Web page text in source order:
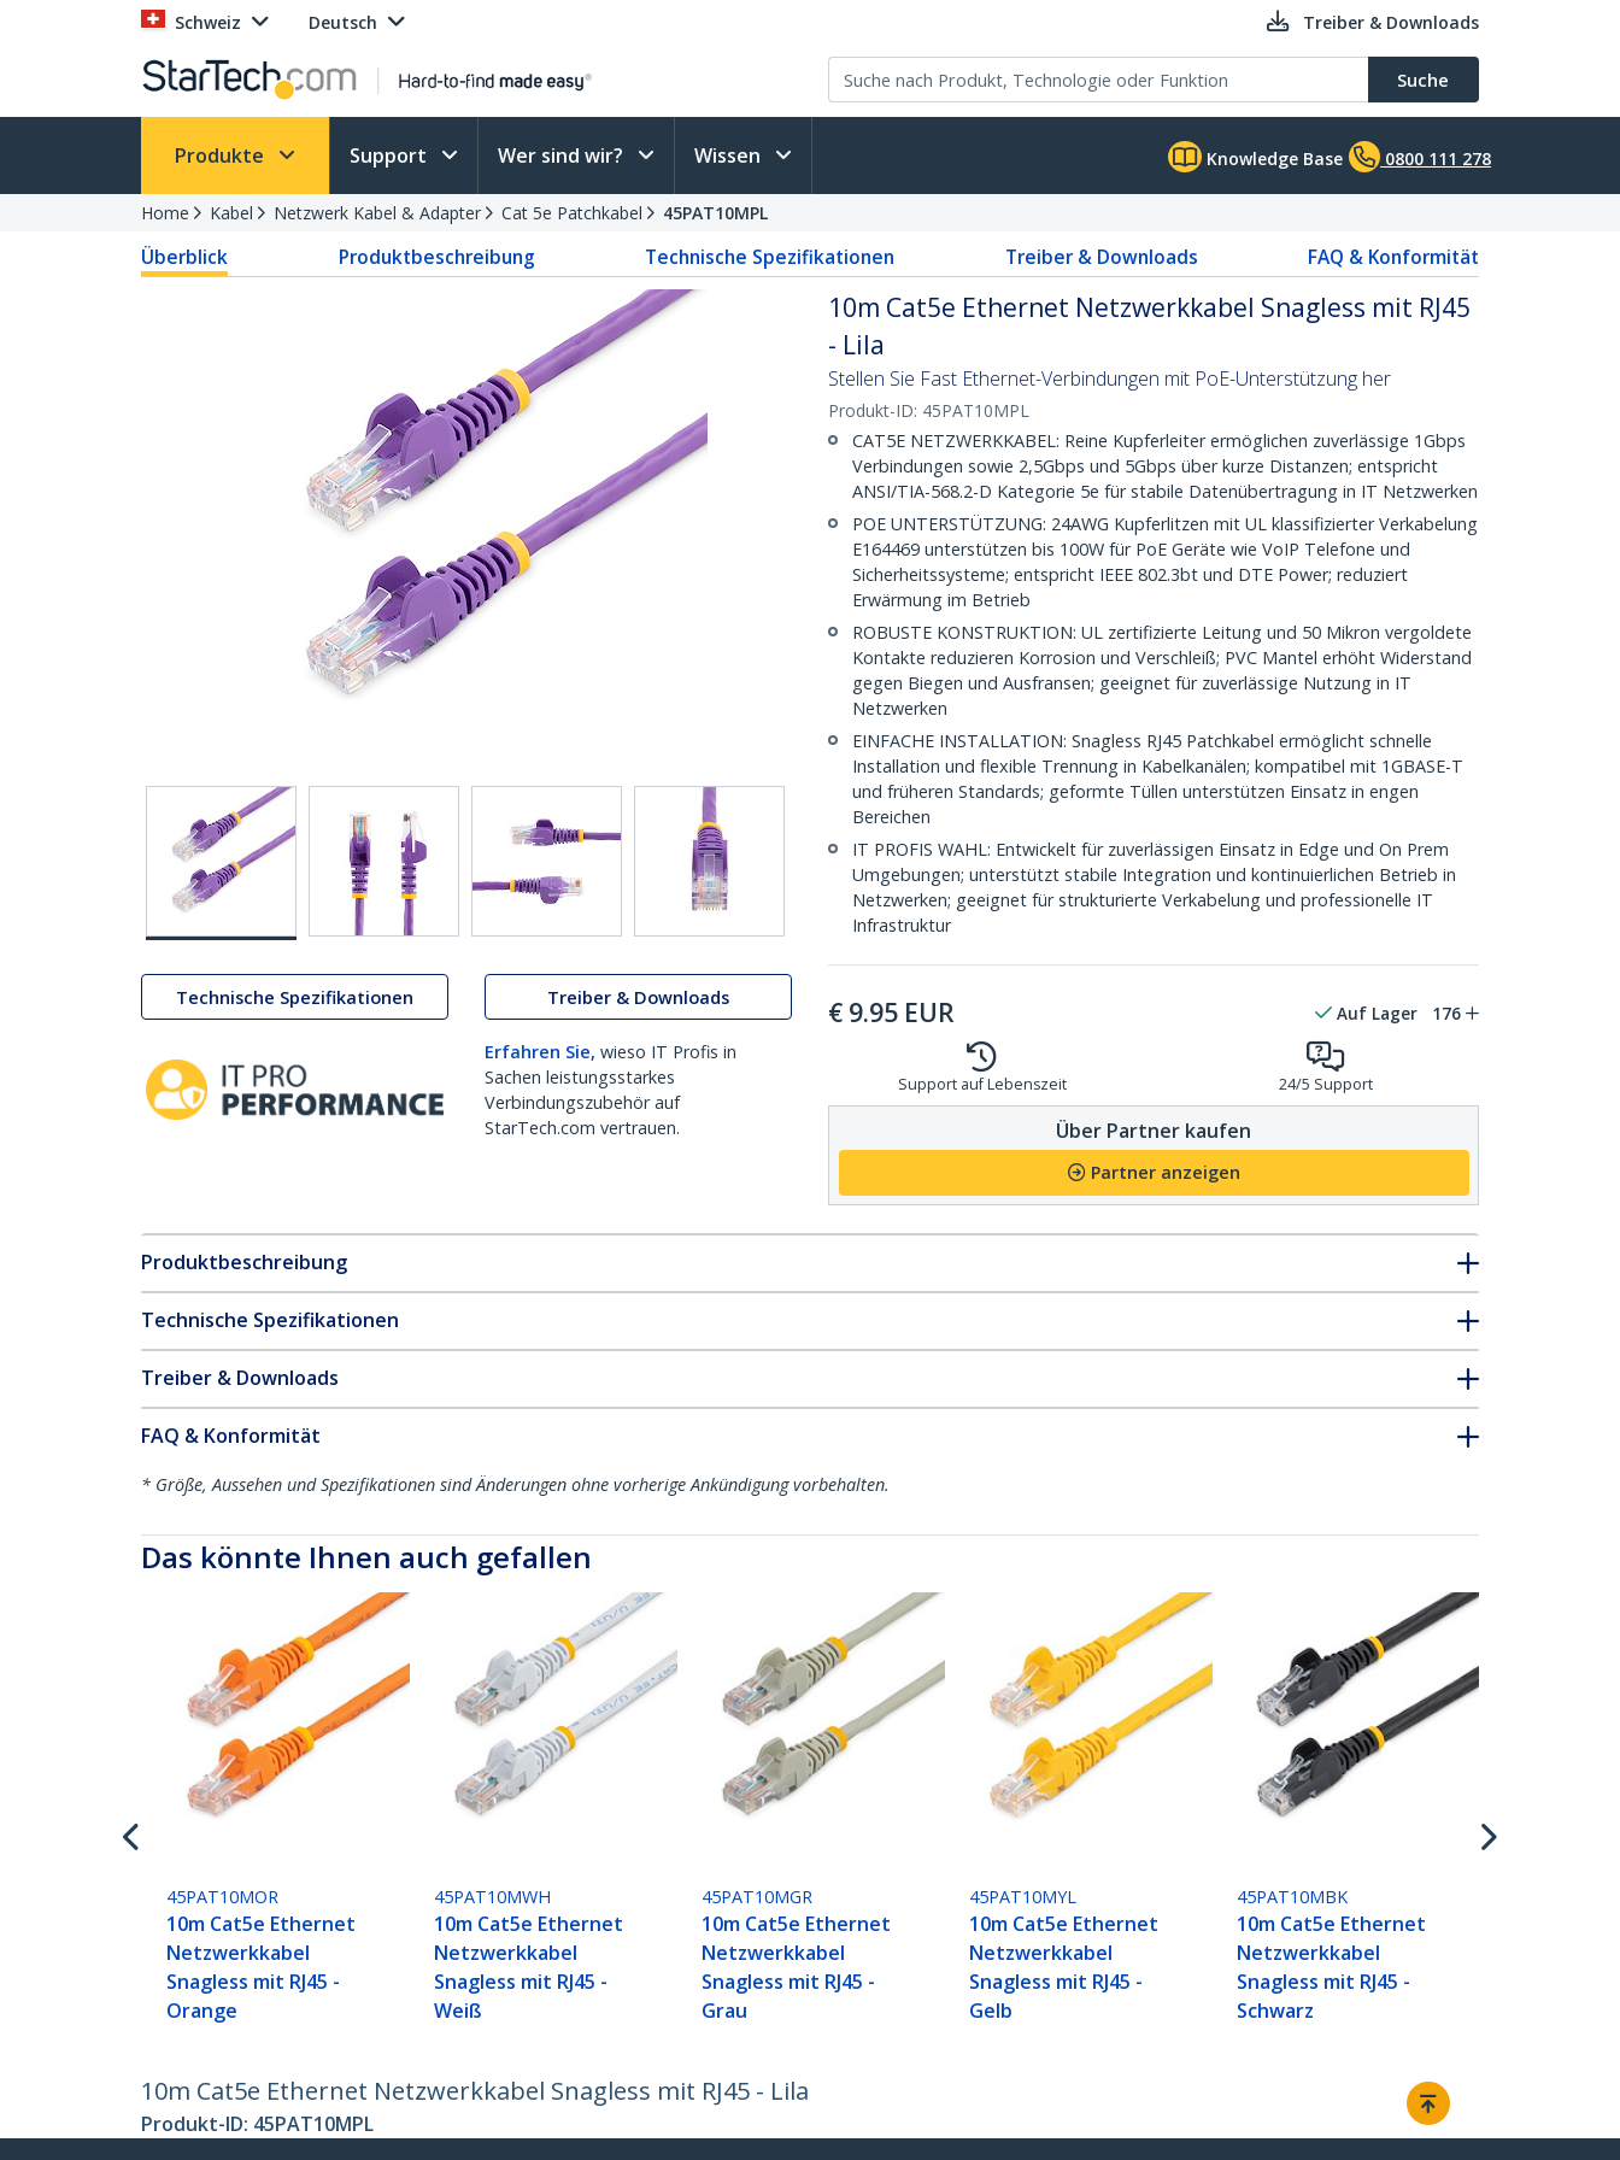
Schweiz Deutsch Treiber & Downloads
Suche
Produkte Support Wer sind wir? Wissen Knowledge Base 0800 111 278
Home Kabel Netzwerk Kabel & Adapter Cat 5e Patchkabel 45PAT10MPL
Überblick Produktbeschreibung Technische Spezifikationen Treiber & Downloads FAQ & Konformität
Technische Spezifikationen Treiber & Downloads
Erfahren Sie, wieso IT Profis in
Sachen leistungsstarkes
Verbindungszubehör auf
StarTech.com vertrauen.
10m Cat5e Ethernet Netzwerkkabel Snagless mit RJ45
- Lila
Stellen Sie Fast Ethernet-Verbindungen mit PoE-Unterstützung her
Produkt-ID: 45PAT10MPL
CAT5E NETZWERKKABEL: Reine Kupferleiter ermöglichen zuverlässige 1Gbps
Verbindungen sowie 2,5Gbps und 5Gbps über kurze Distanzen; entspricht
ANSI/TIA-568.2-D Kategorie 5e für stabile Datenübertragung in IT Netzwerken
POE UNTERSTÜTZUNG: 24AWG Kupferlitzen mit UL klassifizierter Verkabelung
E164469 unterstützen bis 100W für PoE Geräte wie VoIP Telefone und
Sicherheitssysteme; entspricht IEEE 802.3bt und DTE Power; reduziert
Erwärmung im Betrieb
ROBUSTE KONSTRUKTION: UL zertifizierte Leitung und 50 Mikron vergoldete
Kontakte reduzieren Korrosion und Verschleiß; PVC Mantel erhöht Widerstand
gegen Biegen und Ausfransen; geeignet für zuverlässige Nutzung in IT
Netzwerken
EINFACHE INSTALLATION: Snagless RJ45 Patchkabel ermöglicht schnelle
Installation und flexible Trennung in Kabelkanälen; kompatibel mit 1GBASE-T
und früheren Standards; geformte Tüllen unterstützen Einsatz in engen
Bereichen
IT PROFIS WAHL: Entwickelt für zuverlässigen Einsatz in Edge und On Prem
Umgebungen; unterstützt stabile Integration und kontinuierlichen Betrieb in
Netzwerken; geeignet für strukturierte Verkabelung und professionelle IT
Infrastruktur
€ 9.95 EUR Auf Lager 176
Support auf Lebenszeit 24/5 Support
Über Partner kaufen
Partner anzeigen
Produktbeschreibung
Technische Spezifikationen
Treiber & Downloads
FAQ & Konformität
* Größe, Aussehen und Spezifikationen sind Änderungen ohne vorherige Ankündigung vorbehalten.
Das könnte Ihnen auch gefallen
45PAT10MOR
10m Cat5e Ethernet
Netzwerkkabel
Snagless mit RJ45 -
Orange
45PAT10MWH
10m Cat5e Ethernet
Netzwerkkabel
Snagless mit RJ45 -
Weiß
45PAT10MGR
10m Cat5e Ethernet
Netzwerkkabel
Snagless mit RJ45 -
Grau
45PAT10MYL
10m Cat5e Ethernet
Netzwerkkabel
Snagless mit RJ45 -
Gelb
45PAT10MBK
10m Cat5e Ethernet
Netzwerkkabel
Snagless mit RJ45 -
Schwarz
10m Cat5e Ethernet Netzwerkkabel Snagless mit RJ45 - Lila
Produkt-ID: 45PAT10MPL